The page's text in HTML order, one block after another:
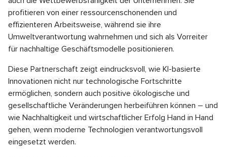
profitieren von einer ressourcenschonenden und
effizienteren Arbeitsweise, während sie ihre
Umweltverantwortung wahrnehmen und sich als Vorreiter
für nachhaltige Geschäftsmodelle positionieren.
Diese Partnerschaft zeigt eindrucksvoll, wie KI-basierte
Innovationen nicht nur technologische Fortschritte
ermöglichen, sondern auch positive ökologische und
gesellschaftliche Veränderungen herbeiführen können – und
wie Nachhaltigkeit und wirtschaftlicher Erfolg Hand in Hand
gehen, wenn moderne Technologien verantwortungsvoll
eingesetzt werden.